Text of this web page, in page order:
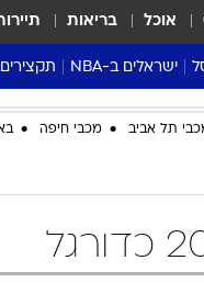
אוכל בריאות
וכדורסל אירופי
ישראל בכדורסל
נשים
ישראלים ב-NBA
דני אבדיה
תקצירים
תל אביב מכבי חיפה